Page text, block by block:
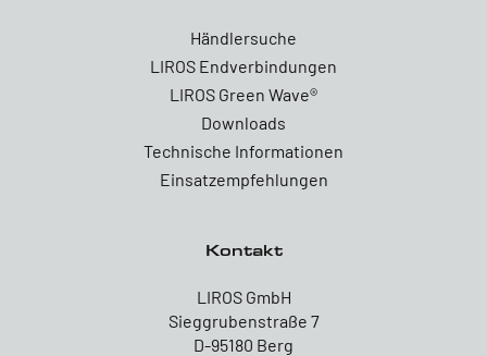
Händlersuche
LIROS Endverbindungen
LIROS Green Wave®
Downloads
Technische Informationen
Einsatzempfehlungen
Kontakt
LIROS GmbH
Sieggrubenstraße 7
D-95180 Berg